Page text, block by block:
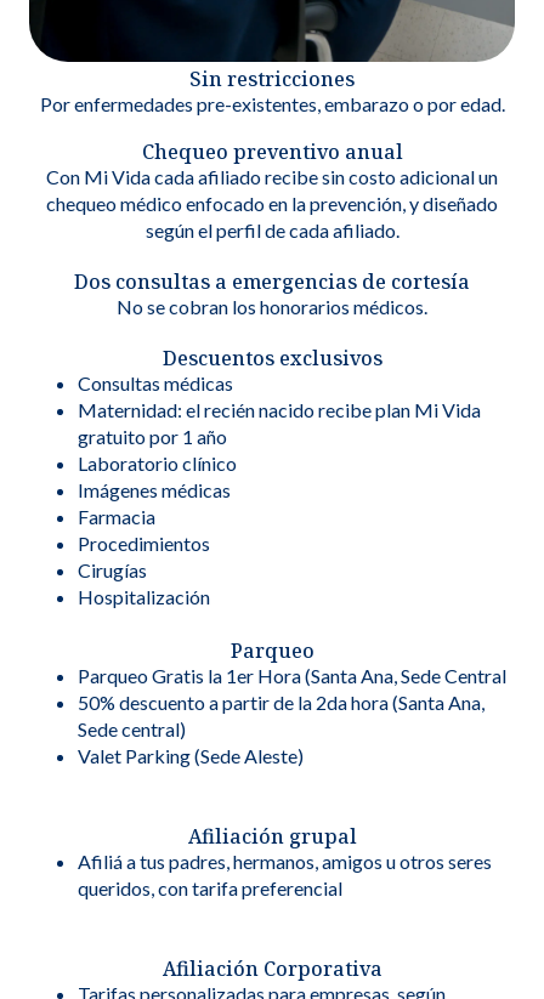
Sin restricciones
Por enfermedades pre-existentes, embarazo o por edad.
Chequeo preventivo anual
Con Mi Vida cada afiliado recibe sin costo adicional un
chequeo médico enfocado en la prevención, y diseñado
según el perfil de cada afiliado.
Dos consultas a emergencias de cortesía
No se cobran los honorarios médicos.
Descuentos exclusivos
Consultas médicas
Maternidad: el recién nacido recibe plan Mi Vida
gratuito por 1 año
Laboratorio clínico
Imágenes médicas
Farmacia
Procedimientos
Cirugías
Hospitalización
Parqueo
Parqueo Gratis la 1er Hora (Santa Ana, Sede Central
50% descuento a partir de la 2da hora (Santa Ana,
Sede central)
Valet Parking (Sede Aleste)
Afiliación grupal
Afiliá a tus padres, hermanos, amigos u otros seres
queridos, con tarifa preferencial
Afiliación Corporativa
Tarifas personalizadas para empresas, según